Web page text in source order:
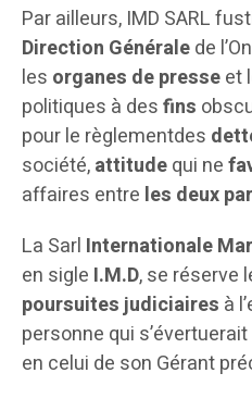
Par ailleurs, IMD SARL
Direction Généralede
les organes de presseet
politiques à desfins
pour le règlementdes
société,attitudequi ne
affaires entre les deux
La Sarl Internationale
en sigle I.M.D, se réserve
poursuites judiciaires à
personne qui
en celui de son Gérant